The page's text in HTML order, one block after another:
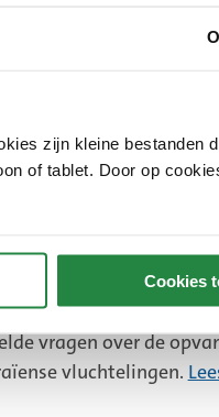
zijn kleine bestanden
of tablet. Door op
Cookies
voor
beantwoordt
vragen over de
vluchtelingen.